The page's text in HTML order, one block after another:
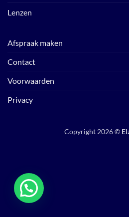
Lenzen
Afspraak maken
Contact
Voorwaarden
Privacy
Copyright 2026 ©